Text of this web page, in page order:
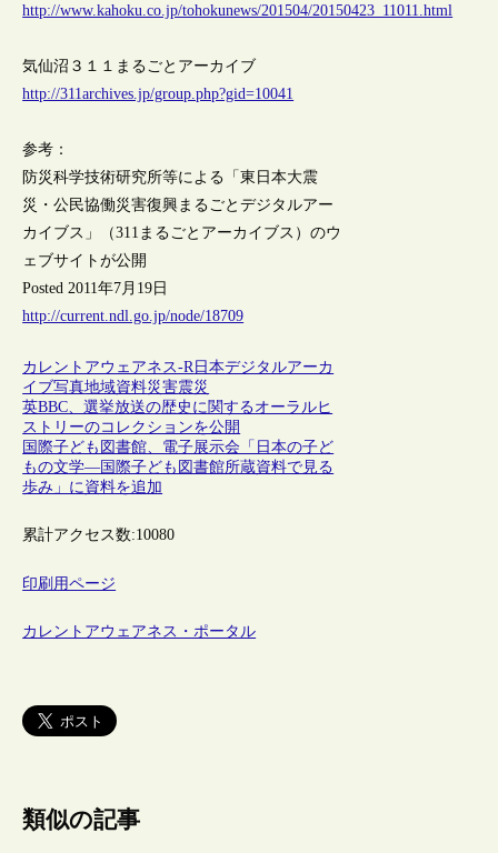
http://www.kahoku.co.jp/tohokunews/201504/20150423_11011.html
気仙沼３１１まるごとアーカイブ
http://311archives.jp/group.php?gid=10041
参考：
防災科学技術研究所等による「東日本大震
災・公民協働災害復興まるごとデジタルアー
カイブス」（311まるごとアーカイブス）のウ
ェブサイトが公開
Posted 2011年7月19日
http://current.ndl.go.jp/node/18709
カレントアウェアネス-R日本デジタルアーカ
イブ写真地域資料災害震災
英BBC、選挙放送の歴史に関するオーラルヒ
ストリーのコレクションを公開
国際子ども図書館、電子展示会「日本の子ど
もの文学―国際子ども図書館所蔵資料で見る
歩み」に資料を追加
累計アクセス数:10080
印刷用ページ
カレントアウェアネス・ポータル
類似の記事